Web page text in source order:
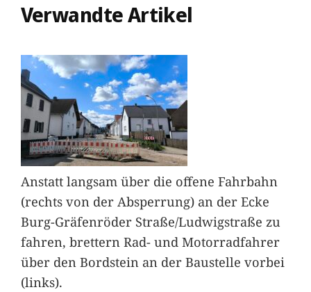
Verwandte Artikel
Anstatt langsam über die offene Fahrbahn
(rechts von der Absperrung) an der Ecke
Burg-Gräfenröder Straße/Ludwigstraße zu
fahren, brettern Rad- und Motorradfahrer
über den Bordstein an der Baustelle vorbei
(links).